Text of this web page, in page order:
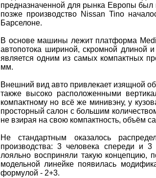
предназначенной для рынка Европы
позже производство Nissan Tino
Барселоне.
В основе машины лежит платформа
автопотока шириной, скромной длиной
является одним из самых компактных
мм.
Внешний вид авто привлекает изящной
также высоко расположенными
компактному но всё же минивэну, у
просторный салон с большим
не взирая на свою компактность, объём
Не стандартным оказалось
производства: 3 человека спереди и
лояльно восприняли такую концепцию,
модельной линейке появилась
формулой - 2+3.